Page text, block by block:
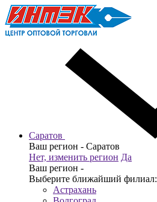
Саратов
Ваш регион - Саратов
Нет, изменить регион Да
Ваш регион -
Выберите ближайший филиал:
Астрахань